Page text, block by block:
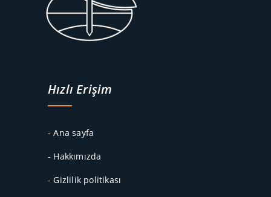
Hızlı Erişim
- Ana sayfa
- Hakkımızda
- Gizlilik politikası